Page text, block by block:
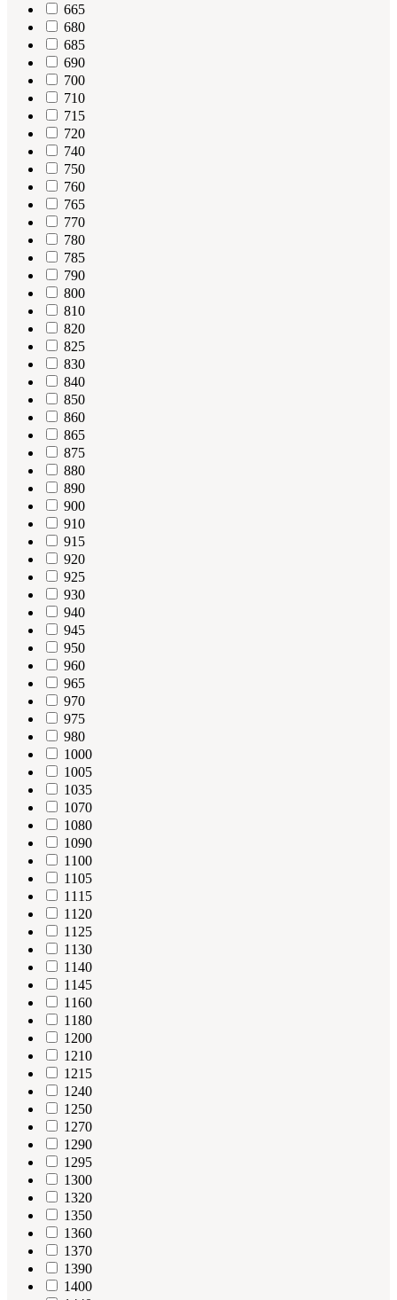
665
680
685
690
700
710
715
720
740
750
760
765
770
780
785
790
800
810
820
825
830
840
850
860
865
875
880
890
900
910
915
920
925
930
940
945
950
960
965
970
975
980
1000
1005
1035
1070
1080
1090
1100
1105
1115
1120
1125
1130
1140
1145
1160
1180
1200
1210
1215
1240
1250
1270
1290
1295
1300
1320
1350
1360
1370
1390
1400